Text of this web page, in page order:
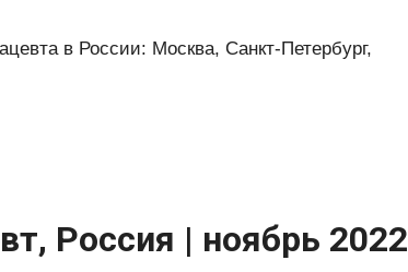
в России: Москва, Санкт-Петербург,
Россия | ноябрь 2022